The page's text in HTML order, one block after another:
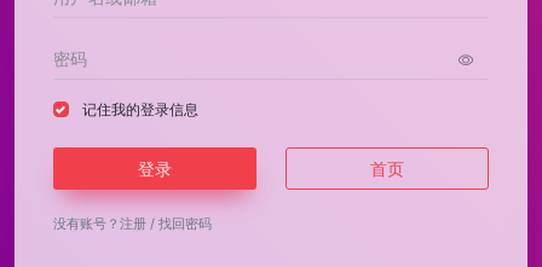
记住我的登录信息
登录 首页
没有账号？ 注册 / 找回密码